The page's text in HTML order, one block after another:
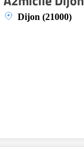
Dijon (21000)